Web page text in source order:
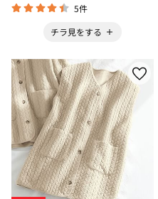
5件
チラ見をする